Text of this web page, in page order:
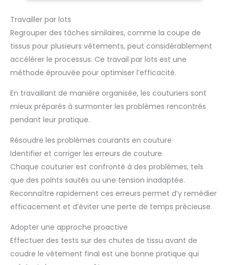
Travailler par lots
Regrouper des tâches similaires, comme la coupe de
tissus pour plusieurs vêtements, peut considérablement
accélérer le processus. Ce travail par lots est une
méthode éprouvée pour optimiser l’efficacité.
En travaillant de manière organisée, les couturiers sont
mieux préparés à surmonter les problèmes rencontrés
pendant leur pratique.
Résoudre les problèmes courants en couture
Identifier et corriger les erreurs de couture
Chaque couturier est confronté à des problèmes, tels
que des points sautés ou une tension inadaptée.
Reconnaître rapidement ces erreurs permet d’y remédier
efficacement et d’éviter une perte de temps précieuse.
Adopter une approche proactive
Effectuer des tests sur des chutes de tissu avant de
coudre le vêtement final est une bonne pratique qui